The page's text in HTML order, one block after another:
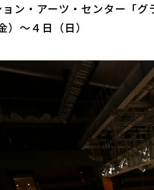
ン・アーツ・センター「
～４日（日）